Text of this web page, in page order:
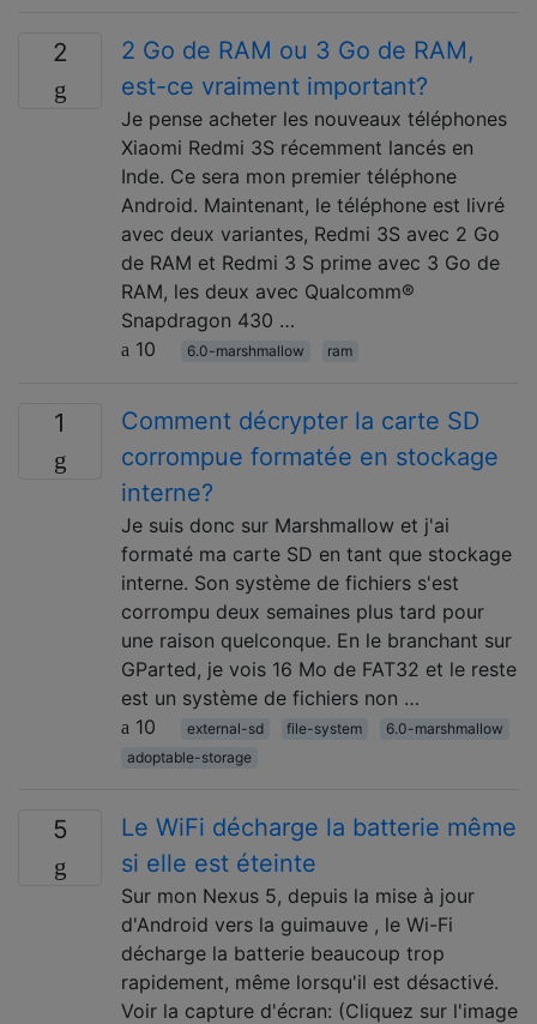
2
2 Go de RAM ou 3 Go de RAM,
est-ce vraiment important?
Je pense acheter les nouveaux téléphones
Xiaomi Redmi 3S récemment lancés en
Inde. Ce sera mon premier téléphone
Android. Maintenant, le téléphone est livré
avec deux variantes, Redmi 3S avec 2 Go
de RAM et Redmi 3 S prime avec 3 Go de
RAM, les deux avec Qualcomm®
Snapdragon 430 …
10
6.0-marshmallow ram
1
Comment décrypter la carte SD
corrompue formatée en stockage
interne?
Je suis donc sur Marshmallow et j'ai
formaté ma carte SD en tant que stockage
interne. Son système de fichiers s'est
corrompu deux semaines plus tard pour
une raison quelconque. En le branchant sur
GParted, je vois 16 Mo de FAT32 et le reste
est un système de fichiers non …
10
external-sd file-system
6.0-marshmallow
adoptable-storage
5
Le WiFi décharge la batterie même
si elle est éteinte
Sur mon Nexus 5, depuis la mise à jour
d'Android vers la guimauve , le Wi-Fi
décharge la batterie beaucoup trop
rapidement, même lorsqu'il est désactivé.
Voir la capture d'écran: (Cliquez sur l'image